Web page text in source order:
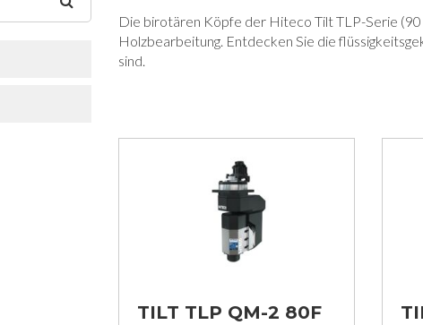
Die birotären Köpfe der Hiteco Tilt TLP-Serie
Holzbearbeitung. Entdecken Sie die
sind.
TILT TLP QM-2 80F